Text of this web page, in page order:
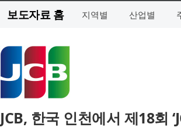
보도자료 홈 지역별 산업별
JCB, 한국 인천에서 제18회